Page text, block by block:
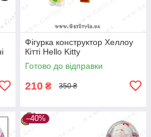
Фігурка конструктор Хеллоу
Кітті Hello Kitty
Готово до відправки
210 ₴ 350 ₴
–40%